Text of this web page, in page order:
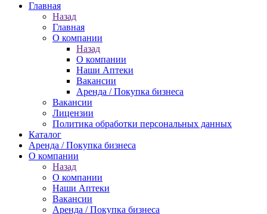
Главная
Назад
Главная
О компании
Назад
О компании
Наши Аптеки
Вакансии
Аренда / Покупка бизнеса
Вакансии
Лицензии
Политика обработки персональных данных
Каталог
Аренда / Покупка бизнеса
О компании
Назад
О компании
Наши Аптеки
Вакансии
Аренда / Покупка бизнеса